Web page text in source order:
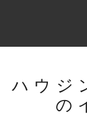
ハウジ
の